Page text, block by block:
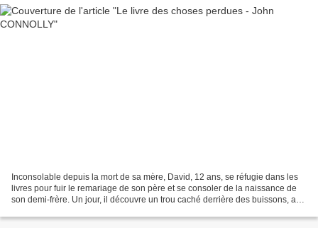
Inconsolable depuis la mort de sa mère, David, 12 ans, se réfugie dans les
livres pour fuir le remariage de son père et se consoler de la naissance de
son demi-frère. Un jour, il découvre un trou caché derrière des buissons, au